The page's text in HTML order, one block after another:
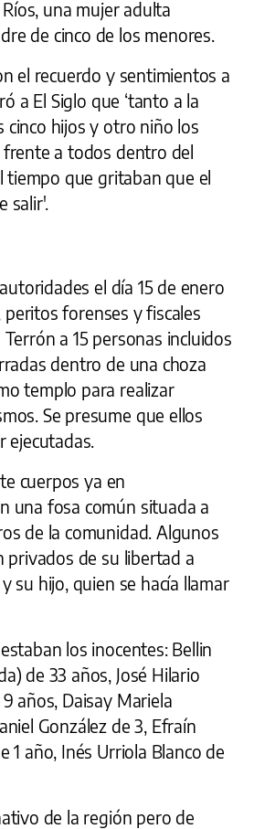
una mujer adulta
de cinco de los menores.
el recuerdo y sentimientos a
a El Siglo que ‘tanto a la
cinco hijos y otro niño los
a todos dentro del
tiempo que gritaban que el
salir'.
el día 15 de enero
peritos forenses y fiscales
a 15 personas incluidos
dentro de una choza
templo para realizar
Se presume que ellos
ejecutadas.
cuerpos ya en
una fosa común situada a
de la comunidad. Algunos
privados de su libertad a
su hijo, quien se hacía llamar
los inocentes: Bellin
de 33 años, José Hilario
años, Daisay Mariela
González de 3, Efraín
1 año, Inés Urriola Blanco de
de la región pero de